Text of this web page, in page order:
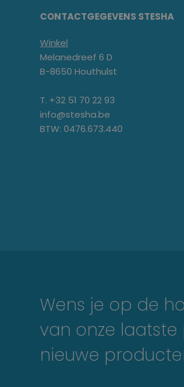
CONTACTGEGEVENS STESHA
Winkel
Melanedreef 6 D
B-8650 Houthulst
T. +32 51 70 22 93
info@stesha.be
BTW: 0476.673.440
Wens je op de
van onze laatste
nieuwe